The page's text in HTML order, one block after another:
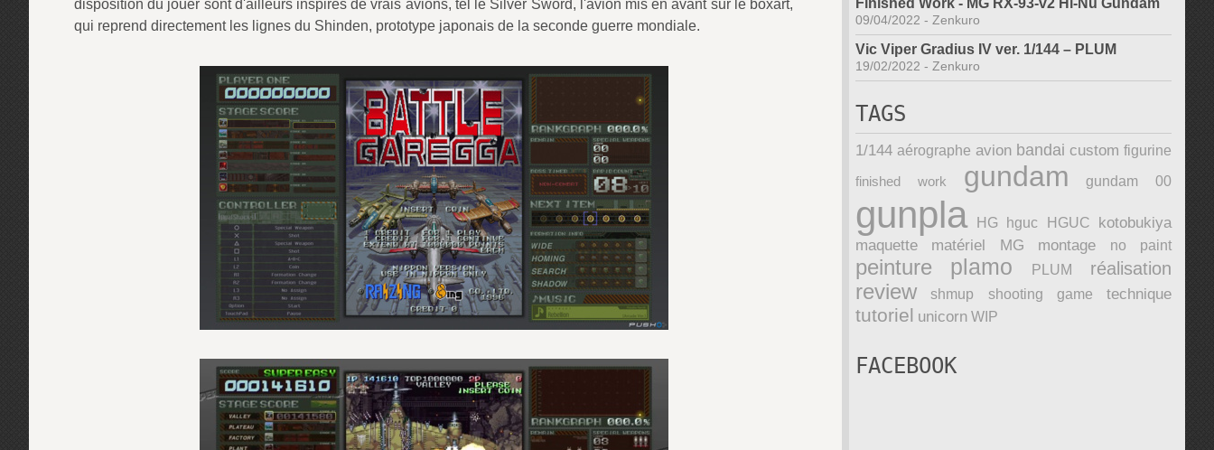
disposition du jouer sont d'ailleurs inspirés de vrais avions, tel le Silver Sword, l'avion mis en avant sur le boxart,
qui reprend directement les lignes du Shinden, prototype japonais de la seconde guerre mondiale.
Finished Work - MG RX-93-v2 Hi-Nu Gundam
09/04/2022 - Zenkuro
Vic Viper Gradius IV ver. 1/144 – PLUM
19/02/2022 - Zenkuro
TAGS
1/144 aérographe avion bandai custom figurine
finished work
gundam gundam 00
gunpla HG hguc HGUC
kotobukiya
maquette
matériel MG montage no paint
peinture plamo PLUM réalisation
review shmup shooting game technique
tutoriel unicorn WIP
FACEBOOK